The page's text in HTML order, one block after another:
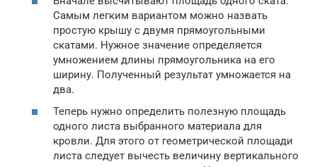
Самым легким вариантом можно назвать
простую крышу с двумя прямоугольными
скатами. Нужное значение определяется
умножением длины прямоугольника на его
ширину. Полученный результат умножается на
два.
Теперь нужно определить полезную площадь
одного листа выбранного материала для
кровли. Для этого от геометрической площади
листа следует вычесть величину вертикального